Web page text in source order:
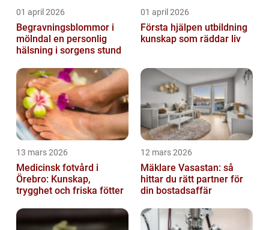
01 april 2026
Begravningsblommor i
mölndal en personlig
hälsning i sorgens stund
01 april 2026
Första hjälpen utbildning
kunskap som räddar liv
13 mars 2026
Medicinsk fotvård i
Örebro: Kunskap,
trygghet och friska fötter
12 mars 2026
Mäklare Vasastan: så
hittar du rätt partner för
din bostadsaffär